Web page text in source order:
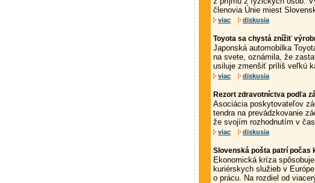
členovia Únie miest
viac diskusia
Toyota sa chystá znížiť
Japonská automobilka
na svete, oznámila, že
usiluje zmenšiť príliš veľkú
viac diskusia
Rezort zdravotníctva podľa
Asociácia poskytovateľov
tendra na prevádzkovanie
že svojím rozhodnutím v
viac diskusia
Slovenská pošta patrí počas
Ekonomická kríza
kuriérskych služieb v
o prácu. Na rozdiel od